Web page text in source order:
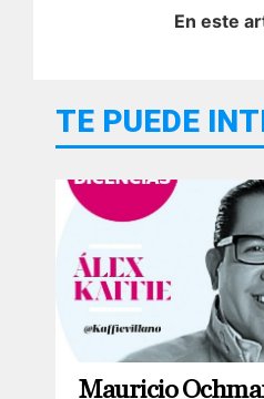
En este
TE PUEDE
Mauricio